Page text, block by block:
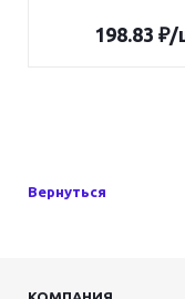
198.83 ₽/
Вернуться